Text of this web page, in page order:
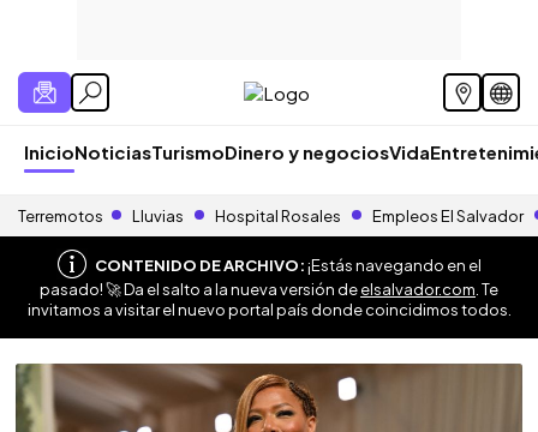
InicioNoticiasTurismoDinero y negociosVida
Terremotos Lluvias Hospital Rosales Empleos El Salvador
CONTENIDO DE ARCHIVO:¡Estás navegando en el
pasado! 🚀 Da el salto a la nueva versión deelsalvador.com . Te
invitamos a visitar el nuevo portal país donde coincidimos todos.